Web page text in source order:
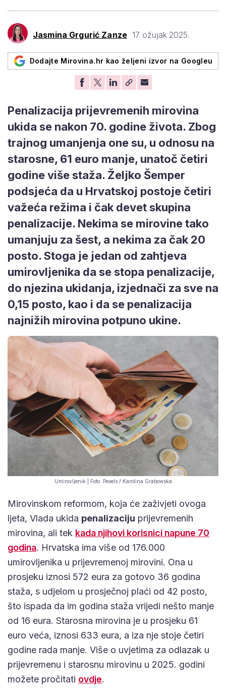
Jasmina Grgurić Zanze 17. ožujak 2025.
Dodajte Mirovina.hr kao željeni izvor na Googleu
Penalizacija prijevremenih mirovina
ukida se nakon 70. godine života. Zbog
trajnog umanjenja one su, u odnosu na
starosne, 61 euro manje, unatoč četiri
godine više staža. Željko Šemper
podsjeća da u Hrvatskoj postoje četiri
važeća režima i čak devet skupina
penalizacije. Nekima se mirovine tako
umanjuju za šest, a nekima za čak 20
posto. Stoga je jedan od zahtjeva
umirovljenika da se stopa penalizacije,
do njezina ukidanja, izjednači za sve na
0,15 posto, kao i da se penalizacija
najnižih mirovina potpuno ukine.
Umirovljenik | Foto: Pexels / Karolina Grabowska
Mirovinskom reformom, koja će zaživjeti ovoga
ljeta, Vlada ukida penalizaciju prijevremenih
mirovina, ali tek kada njihovi korisnici napune 70
godina. Hrvatska ima više od 176.000
umirovljenika u prijevremenoj mirovini. Ona u
prosjeku iznosi 572 eura za gotovo 36 godina
staža, s udjelom u prosječnoj plaći od 42 posto,
što ispada da im godina staža vrijedi nešto manje
od 16 eura. Starosna mirovina je u prosjeku 61
euro veća, iznosi 633 eura, a iza nje stoje četiri
godine rada manje. Više o uvjetima za odlazak u
prijevremenu i starosnu mirovinu u 2025. godini
možete pročitati ovdje.